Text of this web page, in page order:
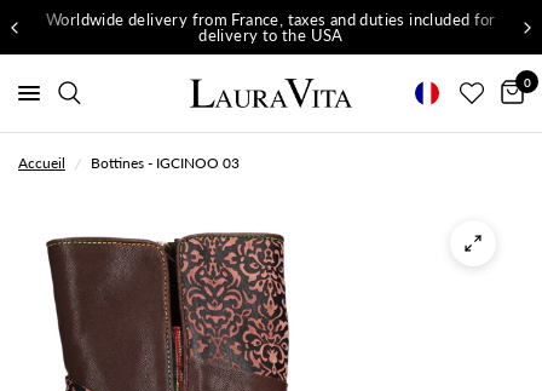
Worldwide delivery from France, taxes and duties included for
delivery to the USA
0
Accueil / Bottines - IGCINOO 03